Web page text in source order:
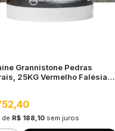
Grannistone Pedras
25KG Vermelho Falésias -
de R$ 188,10 sem juros